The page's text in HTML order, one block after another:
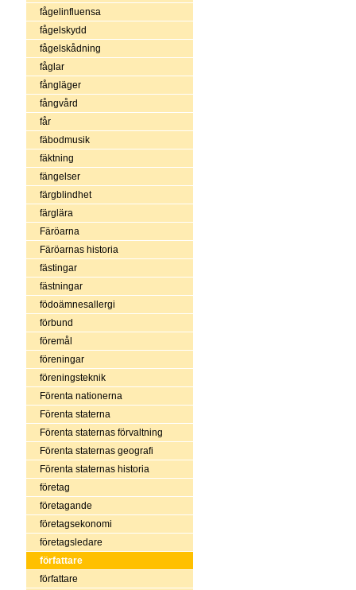
fågelinfluensa
fågelskydd
fågelskådning
fåglar
fångläger
fångvård
får
fäbodmusik
fäktning
fängelser
färgblindhet
färglära
Färöarna
Färöarnas historia
fästingar
fästningar
födoämnesallergi
förbund
föremål
föreningar
föreningsteknik
Förenta nationerna
Förenta staterna
Förenta staternas förvaltning
Förenta staternas geografi
Förenta staternas historia
företag
företagande
företagsekonomi
företagsledare
författare
författare